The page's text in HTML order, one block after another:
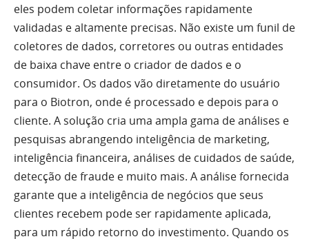
eles podem coletar informações rapidamente
validadas e altamente precisas. Não existe um funil de
coletores de dados, corretores ou outras entidades
de baixa chave entre o criador de dados e o
consumidor. Os dados vão diretamente do usuário
para o Biotron, onde é processado e depois para o
cliente. A solução cria uma ampla gama de análises e
pesquisas abrangendo inteligência de marketing,
inteligência financeira, análises de cuidados de saúde,
detecção de fraude e muito mais. A análise fornecida
garante que a inteligência de negócios que seus
clientes recebem pode ser rapidamente aplicada,
para um rápido retorno do investimento. Quando os